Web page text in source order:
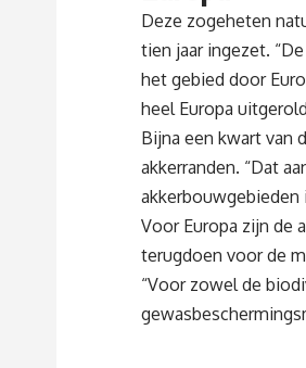
Deze zogeheten
tien jaar ingezet.
het gebied door
heel Europa
Bijna een kwart van
akkerranden. “Dat
akkerbouwgebieden
Voor Europa zijn de
terugdoen voor de
“Voor zowel de